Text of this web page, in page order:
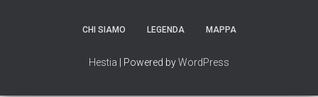
CHI SIAMO LEGENDA MAPPA
Hestia | Powered byWordPress